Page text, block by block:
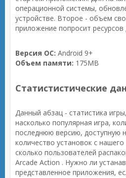
операционной системы,
устройстве. Второе - объем
приложение попросит ресурсов
Версия ОС: Android 9+
Объем памяти: 175MB
Статистистические
Данный абзац - статистика
насколько популярная игра,
последнюю версию, доступную
количество установок с
сколько пользователей
Arcade Action . Нужно ли
представленное приложения,